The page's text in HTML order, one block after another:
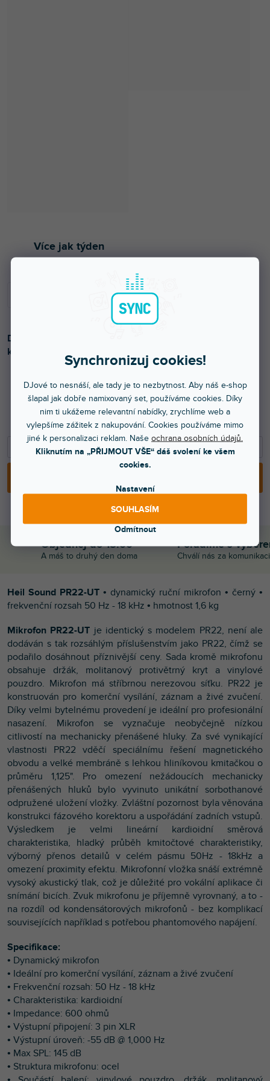
Synchronizuj cookies!
DJové to nesnáší, ale tady je to nezbytnost. Aby náš e-shop
šlapal jak dobře namixovaný set, používáme cookies. Díky
nim ti ukážeme relevantní nabídky, zrychlíme web a
vylepšíme zážitek z nakupování. Cookies používáme mimo
jiné k personalizaci reklam. Naše ochrana osobních údajů.
Kliknutím na „PŘIJMOUT VŠE“ dáš svolení ke všem
cookies.
Nastavení
Odmítnout
SOUHLASÍM
3 091 Kč
2 555 Kč bez DPH
Více jak týden
Dynamický ruční mikrofon. Frekvenční rozsah: 50 Hz - 18
kHz. Impedance: 600 Ohmů, černá barva.
Objednej do 15:00
A máš to druhý den doma
Poradíme s
Chválí nás za komunikaci
Heil Sound PR22-UT • dynamický ruční mikrofon • černý •
frekvenční rozsah 50 Hz - 18 kHz • hmotnost 1,6 kg
Mikrofon PR22-UT je identický s modelem PR22, není ale
dodáván s tak rozsáhlým příslušenstvím jako PR22, čímž se
podařilo dosáhnout příznivější ceny. Sada kromě mikrofonu
obsahuje držák, molitanový protivětrný kryt a vinylové
pouzdro. Mikrofon má stříbrnou nerezovou síťku. PR22 je
konstruován pro komerční vysílání, záznam a živé zvučení.
Díky velmi bytelnému provedení je ideální pro profesionální
nasazení. Mikrofon se vyznačuje neobyčejně nízkou
citlivostí na mechanicky přenášené hluky. Za své vynikající
vlastnosti PR22 vděčí speciálnímu řešení magnetického
obvodu a velké membráně s lehkou hliníkovou kmitačkou o
průměru 1,125". Pro omezení nežádoucích mechanicky
přenášených hluků bylo vyvinuto unikátní sorbothanové
odpružené uložení vložky. Zvláštní pozornost byla věnována
konstrukci fázového korektoru a uspořádání zadních vstupů.
Výsledkem je velmi lineární kardioidní směrová
charakteristika, hladký průběh kmitočtové charakteristiky,
výborný přenos detailů v celém pásmu 50Hz - 18kHz a
omezení proximity efektu. Mikrofonní vložka snáší extrémně
vysoký akustický tlak, což je důležité pro vokální aplikace či
snímání bicích. Zvuk mikrofonu je příjemně vyrovnaný, a to -
na rozdíl od kondensátorových mikrofonů - bez komplikací
souvisejících například s potřebou phantomového napájení.
Specifikace:
• Dynamický mikrofon
• Ideální pro komerční vysílání, záznam a živé zvučení
• Frekvenční rozsah: 50 Hz - 18 kHz
• Charakteristika: kardioidní
• Impedance: 600 ohmů
• Výstupní připojení: 3 pin XLR
• Výstupní úroveň: -55 dB @ 1,000 Hz
• Max SPL: 145 dB
• Struktura mikrofonu: ocel